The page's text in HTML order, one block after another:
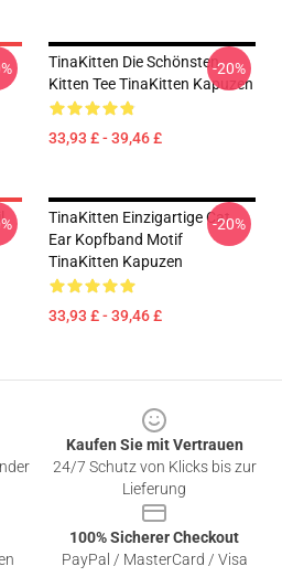
TinaKitten Die Schönsten
Kitten Tee TinaKitten Kapuzen
33,93 £ - 39,46 £
-20%
TinaKitten Einzigartige Cat
Ear Kopfband Motif
TinaKitten Kapuzen
33,93 £ - 39,46 £
-20%
Kaufen Sie mit Vertrauen
24/7 Schutz von Klicks bis zur
Lieferung
100% Sicherer Checkout
PayPal / MasterCard / Visa